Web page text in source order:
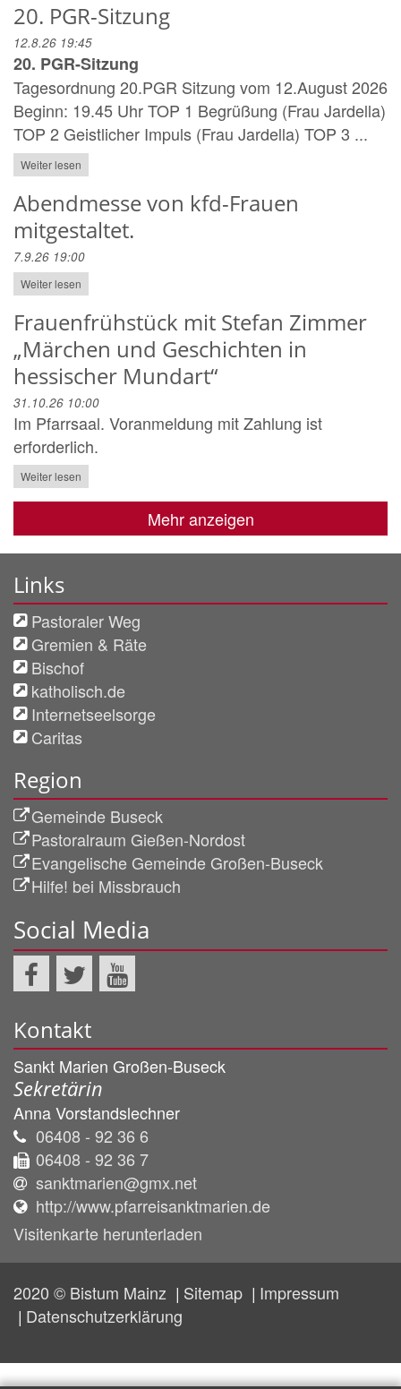
20. PGR-Sitzung
12.8.26 19:45
20. PGR-Sitzung
Tagesordnung 20.PGR Sitzung vom 12.August 2026
Beginn: 19.45 Uhr TOP 1 Begrüßung (Frau Jardella)
TOP 2 Geistlicher Impuls (Frau Jardella) TOP 3 ...
Weiter lesen
Abendmesse von kfd-Frauen
mitgestaltet.
7.9.26 19:00
Weiter lesen
Frauenfrühstück mit Stefan Zimmer
„Märchen und Geschichten in
hessischer Mundart“
31.10.26 10:00
Im Pfarrsaal. Voranmeldung mit Zahlung ist
erforderlich.
Weiter lesen
Mehr anzeigen
Links
Pastoraler Weg
Gremien & Räte
Bischof
katholisch.de
Internetseelsorge
Caritas
Region
Gemeinde Buseck
Pastoralraum Gießen-Nordost
Evangelische Gemeinde Großen-Buseck
Hilfe! bei Missbrauch
Social Media
Kontakt
Sankt Marien Großen-Buseck
Sekretärin
AnnaVorstandslechner
06408 - 92 36 6
06408 - 92 36 7
sanktmarien@gmx.net
http://www.pfarreisanktmarien.de
Visitenkarte herunterladen
2020 © Bistum Mainz Sitemap
Impressum
Datenschutzerklärung